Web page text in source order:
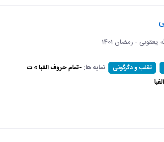
یعقوبی - رمضان 1401
تقلب و دگرگونی نمایه ها: -تمام حروف الفبا » ت